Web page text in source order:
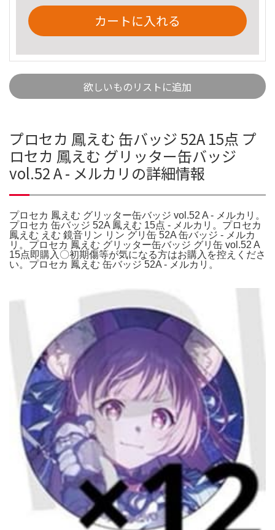
カートに入れる
欲しいものリストに追加
プロセカ 鳳えむ 缶バッジ 52A 15点 プ
ロセカ 鳳えむ グリッター缶バッジ
vol.52 A - メルカリの詳細情報
プロセカ 鳳えむ グリッター缶バッジ vol.52 A - メルカリ。
プロセカ 缶バッジ 52A 鳳えむ 15点 - メルカリ。プロセカ
鳳えむ えむ 鏡音リン リン グリ缶 52A 缶バッジ - メルカ
リ。プロセカ 鳳えむ グリッター缶バッジ グリ缶 vol.52 A
15点即購入〇初期傷等が気になる方はお購入を控えくださ
い。プロセカ 鳳えむ 缶バッジ 52A - メルカリ。